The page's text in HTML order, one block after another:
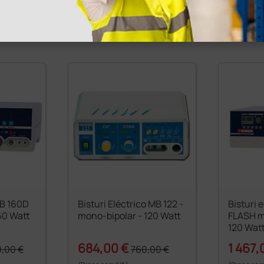
1 unidade
160D
Watt
€
Bisturi Eléctrico MB 122 -
mono-bipolar - 120 Watt
684,00 €760,00 €
Bisturi
FLASH
120
1